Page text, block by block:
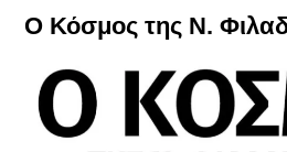
Μετάβαση
περιεχόμενο
Ο Κόσμος της Ν.